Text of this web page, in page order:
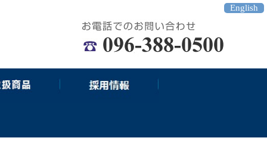
English